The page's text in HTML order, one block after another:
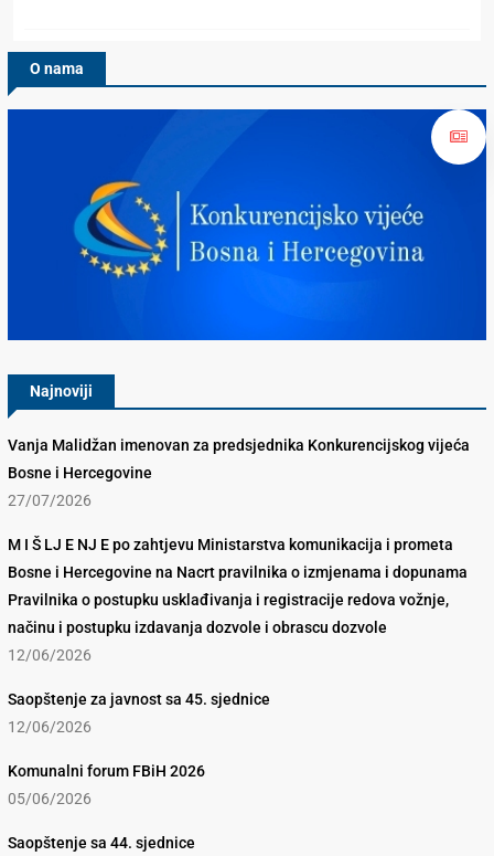
O nama
Najnoviji
Vanja Malidžan imenovan za predsjednika Konkurencijskog vijeća
Bosne i Hercegovine
27/07/2026
M I Š LJ E NJ E po zahtjevu Ministarstva komunikacija i prometa
Bosne i Hercegovine na Nacrt pravilnika o izmjenama i dopunama
Pravilnika o postupku usklađivanja i registracije redova vožnje,
načinu i postupku izdavanja dozvole i obrascu dozvole
12/06/2026
Saopštenje za javnost sa 45. sjednice
12/06/2026
Komunalni forum FBiH 2026
05/06/2026
Saopštenje sa 44. sjednice